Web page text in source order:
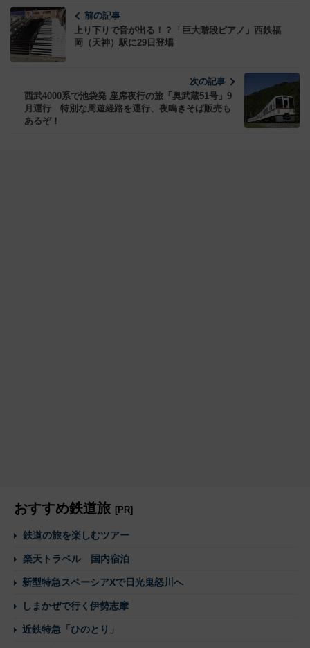
前の記事
上り下りで音が出る！？「巨大階段ピアノ」西鉄福
岡（天神）駅に29日登場
次の記事
西武4000系で池袋発 座席夜行の旅「奥武蔵51号」9
月運行 特別な周遊経路を運行、夜鳴きそば販売も
あるぞ！
おすすめ鉄道旅 [PR]
鉄道の旅を楽しむツアー
楽天トラベル 国内宿泊
新型特急スペーシアXで日光鬼怒川へ
しまかぜで行く伊勢志摩
近鉄特急「ひのとり」